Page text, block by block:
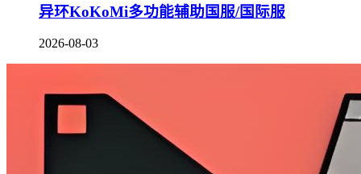
异环KoKoMi多功能辅助国服/国际服
2026-08-03